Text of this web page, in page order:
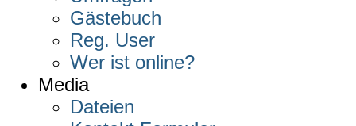
Gästebuch
Reg. User
Wer ist online?
Media
Dateien